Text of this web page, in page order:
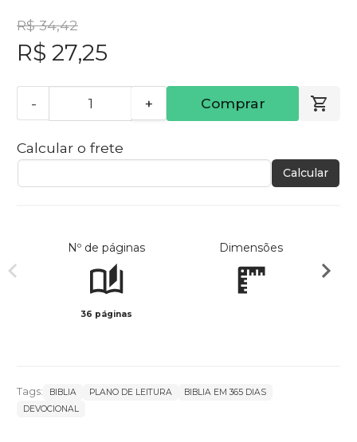
R$ 34,42
R$ 27,25
- + Comprar
Calcular o frete
Calcular
Nº de páginas
36 páginas
Dimensões
Tags: BIBLIA PLANO DE LEITURA
BIBLIA EM 365 DIAS
DEVOCIONAL